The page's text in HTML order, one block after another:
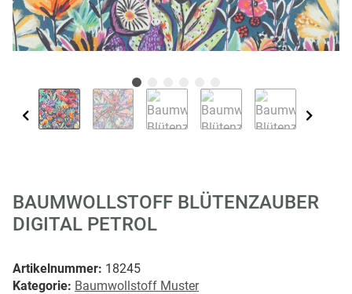
BAUMWOLLSTOFF BLÜTENZAUBER
DIGITAL PETROL
Artikelnummer: 18245
Kategorie: Baumwollstoff Muster